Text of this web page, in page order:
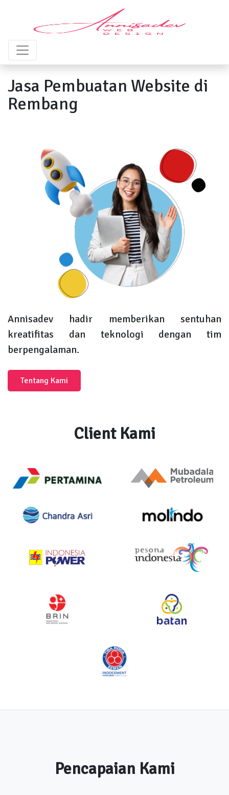
Jasa Pembuatan Website di
Rembang
Annisadev hadir memberikan sentuhan
kreatifitas dan teknologi dengan tim
berpengalaman.
Tentang Kami
Client Kami
Pencapaian Kami